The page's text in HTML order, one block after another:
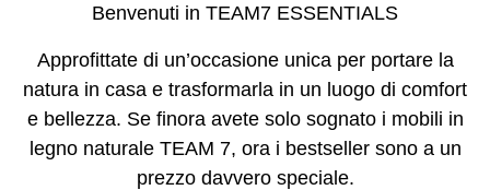
Benvenuti in TEAM7 ESSENTIALS
Approfittate di un’occasione unica per portare la
natura in casa e trasformarla in un luogo di comfort
e bellezza. Se finora avete solo sognato i mobili in
legno naturale TEAM 7, ora i bestseller sono a un
prezzo davvero speciale.